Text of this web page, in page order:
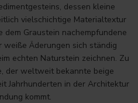
dessen kleine
vielschichtige Materialtextur
dem Graustein nachempfundene
Äderungen sich ständig
echten Naturstein zeichnen. Zu
der weltweit bekannte beige
Jahrhunderten in der Architektur
kommt.